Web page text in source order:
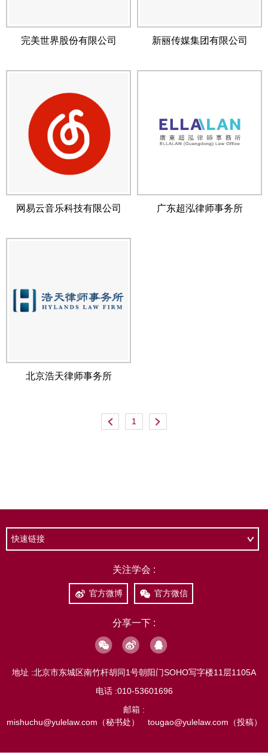
快速链接
关注学会 :
官方微博 官方微信
分享一下 :
地址 :北京市东城区南竹杆胡同1号朝阳门SOHO写字楼11层1105A
电话 :010-53601696
邮箱 :
mishuchu@yulelaw.com（秘书处） tougao@yulelaw.com（投稿）